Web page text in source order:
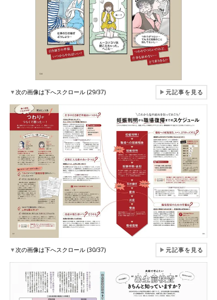
▼次の画像は下へスクロール (29/37) ▶元記事を見る
▼次の画像は下へスクロール (30/37) ▶元記事を見る